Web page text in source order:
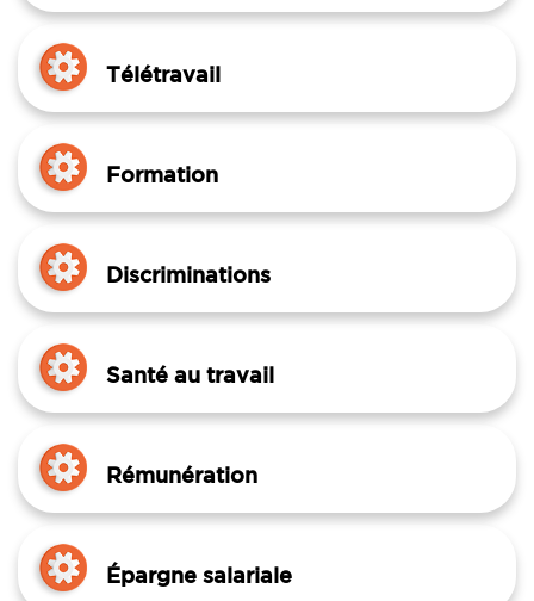
Télétravail
Formation
Discriminations
Santé au travail
Rémunération
Épargne salariale